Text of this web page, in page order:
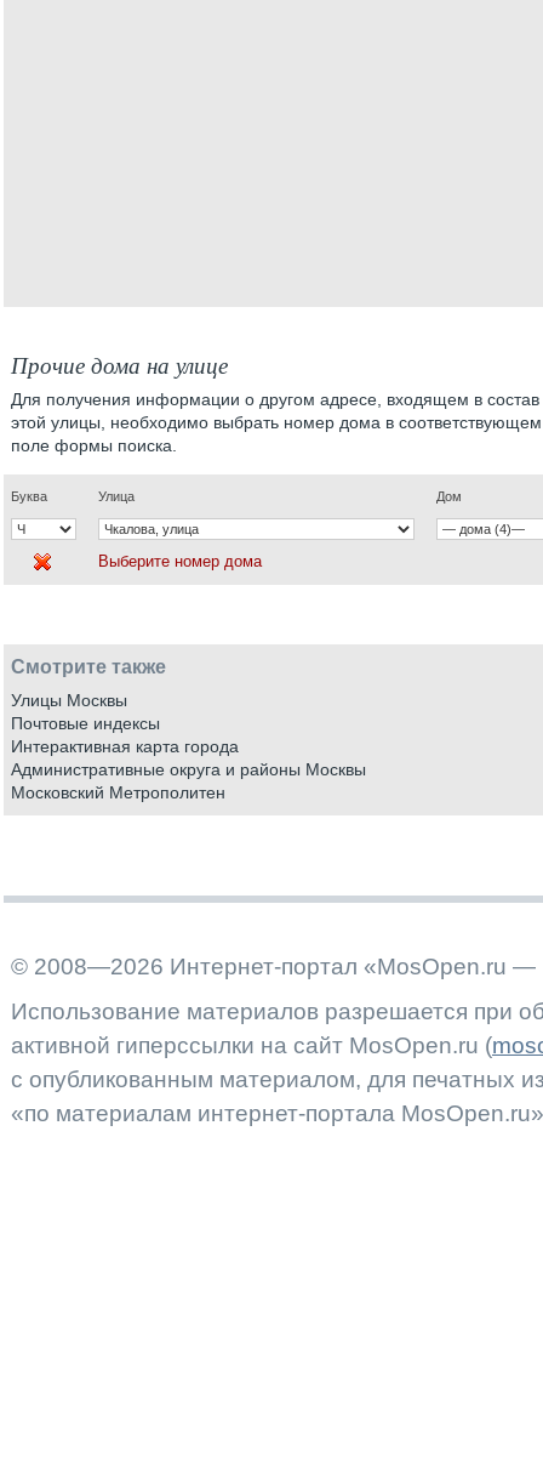
Прочие дома на улице
Для получения информации о другом адресе, входящем в состав
этой улицы, необходимо выбрать номер дома в соответствующем
поле формы поиска.
Буква Улица Дом
Выберите номер дома
Смотрите также
Улицы Москвы
Почтовые индексы
Интерактивная карта города
Административные округа и районы Москвы
Московский Метрополитен
© 2008—2026 Интернет-портал «MosOpen.ru —
Использование материалов разрешается при
активной гиперссылки на сайт MosOpen.ru (
с опубликованным материалом, для печатных
«по материалам интернет-портала